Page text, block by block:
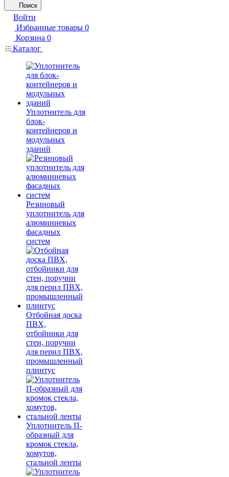
Поиск
Войти
Избранные товары 0
Корзина 0
Каталог
Уплотнитель для
блок-
контейнеров и
модульных
зданий
Резиновый
уплотнитель для
алюминиевых
фасадных
систем
Отбойная доска
ПВХ,
отбойники для
стен, поручни
для перил ПВХ,
промышленный
плинтус
Уплотнитель П-
образный для
кромок стекла,
хомутов,
стальной ленты